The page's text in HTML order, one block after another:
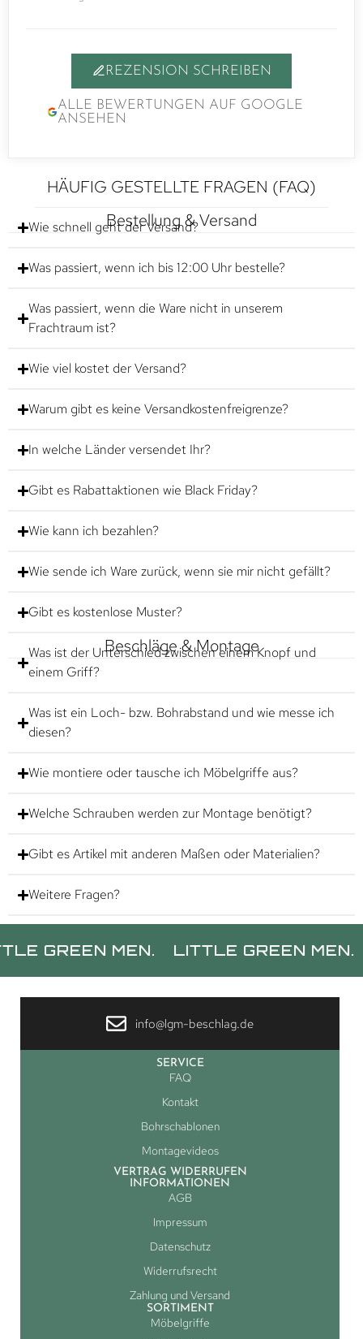
REZENSION SCHREIBEN
ALLE BEWERTUNGEN AUF GOOGLE
ANSEHEN
HÄUFIG GESTELLTE FRAGEN (FAQ)
Bestellung & Versand
Wie schnell geht der Versand?
Was passiert, wenn ich bis 12:00 Uhr bestelle?
Was passiert, wenn die Ware nicht in unserem
Frachtraum ist?
Wie viel kostet der Versand?
Warum gibt es keine Versandkostenfreigrenze?
In welche Länder versendet Ihr?
Gibt es Rabattaktionen wie Black Friday?
Wie kann ich bezahlen?
Wie sende ich Ware zurück, wenn sie mir nicht gefällt?
Gibt es kostenlose Muster?
Beschläge & Montage
Was ist der Unterschied zwischen einem Knopf und
einem Griff?
Was ist ein Loch- bzw. Bohrabstand und wie messe ich
diesen?
Wie montiere oder tausche ich Möbelgriffe aus?
Welche Schrauben werden zur Montage benötigt?
Gibt es Artikel mit anderen Maßen oder Materialien?
Weitere Fragen?
MEN. LITTLE GREEN MEN.
info@lgm-beschlag.de
SERVICE
FAQ
Kontakt
Bohrschablonen
Montagevideos
VERTRAG WIDERRUFEN
INFORMATIONEN
AGB
Impressum
Datenschutz
Widerrufsrecht
Zahlung und Versand
SORTIMENT
Möbelgriffe